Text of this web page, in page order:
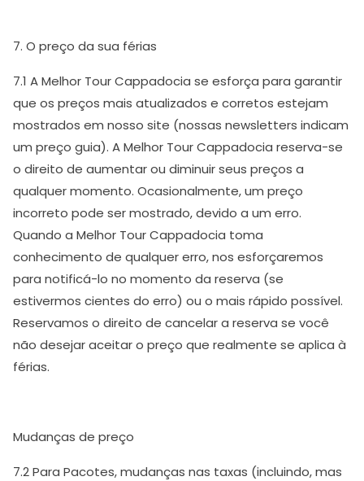
7. O preço da sua férias
7.1 A Melhor Tour Cappadocia se esforça para garantir
que os preços mais atualizados e corretos estejam
mostrados em nosso site (nossas newsletters indicam
um preço guia). A Melhor Tour Cappadocia reserva-se
o direito de aumentar ou diminuir seus preços a
qualquer momento. Ocasionalmente, um preço
incorreto pode ser mostrado, devido a um erro.
Quando a Melhor Tour Cappadocia toma
conhecimento de qualquer erro, nos esforçaremos
para notificá-lo no momento da reserva (se
estivermos cientes do erro) ou o mais rápido possível.
Reservamos o direito de cancelar a reserva se você
não desejar aceitar o preço que realmente se aplica à
férias.
Mudanças de preço
7.2 Para Pacotes, mudanças nas taxas (incluindo, mas